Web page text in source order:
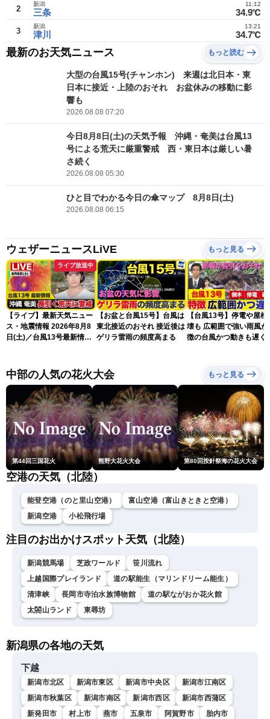
2 三条
新潟
34.9℃
11:12
3 津川
新潟
34.7℃
13:21
最新のお天気ニュース もっと読む
大型の台風15号(チャンホン) 来週は北日本・東
日本に接近・上陸のおそれ お盆休みの移動に影
響も
2026.08.08 07:20
今日8月8日(土)の天気予報 沖縄・奄美は台風13
号による荒天に厳重警戒 西・東日本は厳しい暑
さ続く
2026.08.08 05:30
ひと目でわかる今日の傘マップ 8月8日(土)
2026.08.08 06:15
ウェザーニュースLiVE もっと見る
ライブ放送中
【ライブ】最新天気ニュー
ス・地震情報 2026年8月8
日(土)／台風13号最新情
フタヌーン・山岸愛梨／芳
野達郎〉
【お盆と台風15号】台風は
東北接近のおそれ 接近後は
ゲリラ雷雨の頻度高まる
【台風13号】停電や屋根
壊も 広範囲で強い雨風が
徴の台風かつ動きも遅く
中部の人気の花火大会 もっと見る
第44回三国花火 熊野大花火大会 第80回按針祭海の花火大会
空港の天気（北陸）
能登空港（のと里山空港）
富山空港（富山きときと空港）
新潟空港
小松飛行場
注目のお出かけスポット天気（北陸）
新潟競馬場 芝政ワールド
笹川流れ
上越国際プレイランド
道の駅能生（マリンドリーム能生）
清津峡
長岡市寺泊水族博物館
道の駅ながおか花火館
太閤山ランド
東尋坊
新潟県の各地の天気
下越
新潟市北区 新潟市東区 新潟市中央区
新潟市江南区
新潟市秋葉区
新潟市南区 新潟市西区
新潟市西蒲区
新発田市
村上市 燕市 五泉市 阿賀野市 胎内市